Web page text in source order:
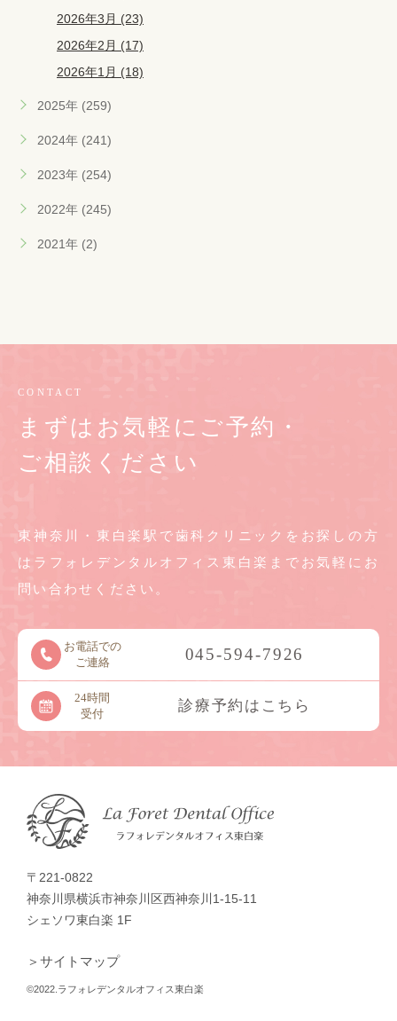
2026年3月 (23)
2026年2月 (17)
2026年1月 (18)
2025年 (259)
2024年 (241)
2023年 (254)
2022年 (245)
2021年 (2)
CONTACT
まずはお気軽にご予約・
ご相談ください
東神奈川・東白楽駅で歯科クリニックをお探しの方
は ラフォレデンタルオフィス東白楽までお気軽に お
問い合わせください。
お電話での
ご連絡
045-594-7926
24時間
受付
診療予約はこちら
〒221-0822
神奈川県横浜市神奈川区西神奈川1-15-11
シェソワ東白楽 1F
＞サイトマップ
©2022.ラフォレデンタルオフィス東白楽